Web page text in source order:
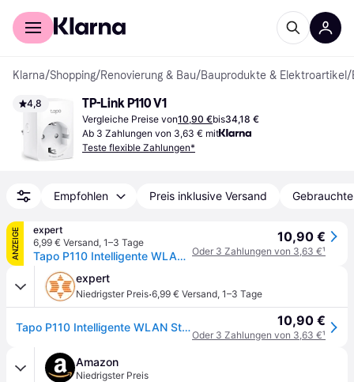
Für Shopper
Klarna/Shopping/Renovierung & Bau/Bauprodukte & Elektroartikel /
4,8 TP-Link P110 V1
Vergleiche Preise von10,90 €bis34,18 €
Ab 3 Zahlungen von 3,63 € mit
Teste flexible Zahlungen*
Empfohlen Preis inklusive Versand
ANZEIGE
expert
6,99 € Versand, 1–3 Tage
Tapo P110 Intelligente WLAN Steckdose mit Verbrauchsmessung
10,90 €
Oder 3 Zahlungen von 3,63 €¹
expert
Niedrigster Preis·6,99 € Versand, 1–3 Tage
Tapo P110 Intelligente WLAN Steckdose mit Verbrauchsmessung 10,90 €
Oder 3 Zahlungen von 3,63 €¹
Amazon
Niedrigster Preis